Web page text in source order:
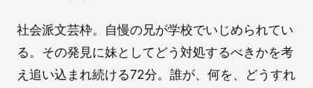
社会派文芸枠。自慢の兄が学校でいじめられてい
る。その発見に妹としてどう対処するべきかを考
え追い込まれ続ける72分。誰が、何を、どうすれ